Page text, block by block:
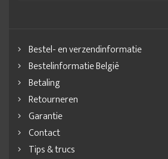
Bestel- en verzendinformatie
Bestelinformatie België
Betaling
Retourneren
Garantie
Contact
Tips & trucs